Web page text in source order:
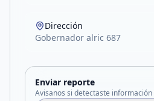
Dirección
Gobernador alric 687
Enviar reporte
Avisanos si detectaste